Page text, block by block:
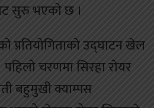
सुरु भएको छ ।
उद्घाटन खेल
चरणमा सिरहा रोयर
बहुमुखी क्याम्पस